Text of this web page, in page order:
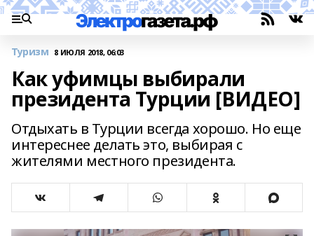
Туризм 8 ИЮЛЯ 2018, 06:03
Как уфимцы выбирали
президента Турции [ВИДЕО]
Отдыхать в Турции всегда хорошо. Но еще
интереснее делать это, выбирая с
жителями местного президента.